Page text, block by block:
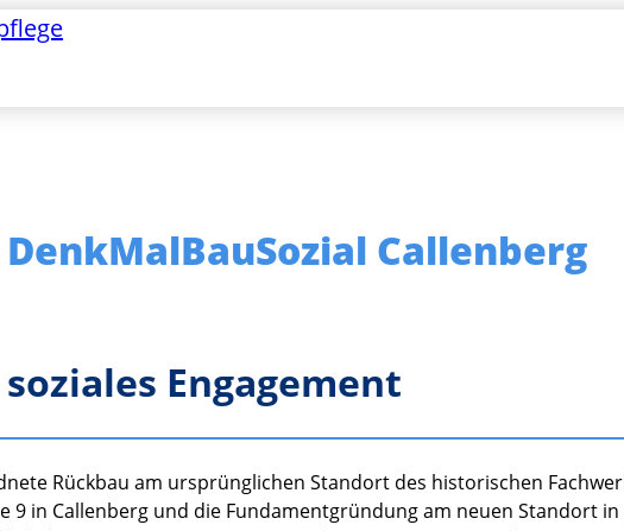
Callenberg
Engagement
Rückbau am ursprünglichen Standort des historischen
9 in Callenberg und die Fundamentgründung am neuen Standort